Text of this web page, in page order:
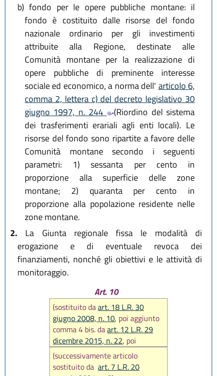
b) fondo per le opere pubbliche montane: il
fondo è costituito dalle risorse del fondo
nazionale ordinario per gli investimenti
attribuite alla Regione, destinate alle
Comunità montane per la realizzazione di
opere pubbliche di preminente interesse
sociale ed economico, a norma dell' articolo 6,
comma 2, lettera c) del decreto legislativo 30
giugno 1997, n. 244
(Riordino del sistema
dei trasferimenti erariali agli enti locali). Le
risorse del fondo sono ripartite a favore delle
Comunità montane secondo i seguenti
parametri: 1) sessanta per cento in
proporzione alla superficie delle zone
montane; 2) quaranta per cento in
proporzione alla popolazione residente nelle
zone montane.
2. La Giunta regionale fissa le modalità di
erogazione e di eventuale revoca dei
finanziamenti, nonché gli obiettivi e le attività di
monitoraggio.
Art. 10
(sostituito daart. 18 L.R. 30
giugno 2008, n. 10, poi aggiunto
comma 4 bis. daart. 12 L.R. 29
dicembre 2015, n. 22, poi
sostituito daart. 34 L.R. 27
dicembre 2017, n. 25, poi
(successivamente articolo
sostituito daart. 7 L.R. 20